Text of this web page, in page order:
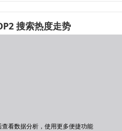
搜索热度走势
查看数据分析，使用更多便捷功能